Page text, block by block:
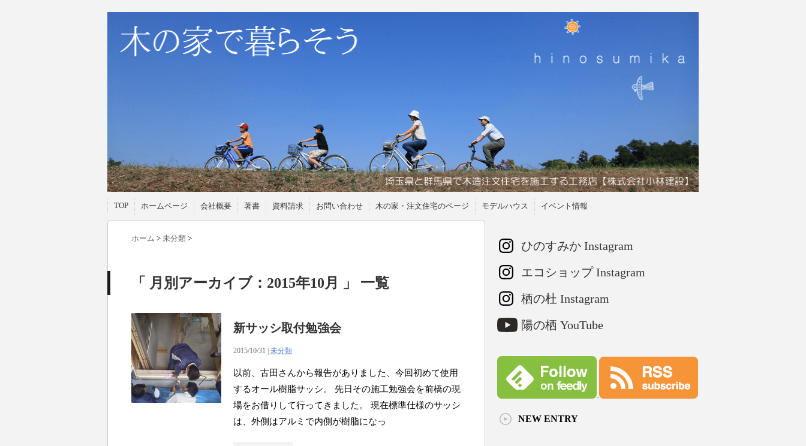
TOP ホームページ 会社概要 著書 資料請求 お問い合わせ 木の家・注文住宅のページ モデルハウス イベント情報
ホーム > 未分類 >
「 月別アーカイブ：2015年10月 」 一覧
新サッシ取付勉強会
2015/10/31 | 未分類
以前、古田さんから報告がありました、今回初めて使用
するオール樹脂サッシ。 先日その施工勉強会を前橋の現
場をお借りして行ってきました。 現在標準仕様のサッシ
は、外側はアルミで内側が樹脂になっ
ひのすみか Instagram
エコショップ Instagram
栖の杜 Instagram
陽の栖 YouTube
NEW ENTRY